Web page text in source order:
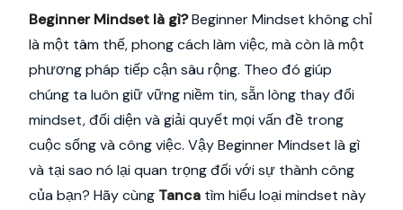
Beginner Mindset là gì?Beginner Mindset không chỉ
là một tâm thế, phong cách làm việc, mà còn là một
phương pháp tiếp cận sâu rộng. Theo đó giúp
chúng ta luôn giữ vững niềm tin, sẵn lòng thay đổi
mindset, đối diện và giải quyết mọi vấn đề trong
cuộc sống và công việc. Vậy Beginner Mindset là gì
và tại sao nó lại quan trọng đối với sự thành công
của bạn? Hãy cùng Tanca tìm hiểu loại mindset này